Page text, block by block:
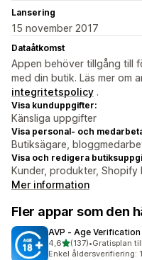
Lansering
15 november 2017
Dataåtkomst
Appen behöver tillgång till
med din butik. Läs mer om
integritetspolicy .
Visa kunduppgifter:
Känsliga uppgifter
Visa personal- och
Butiksägare,
Visa och redigera
Kunder, produkter, Shopify
Mer information
Fler appar som den
AVP ‑ Age
4,6av 5 stjärnor
(137)
137 recensioner totalt
•Gratisplan
Enkel åldersverifiering: